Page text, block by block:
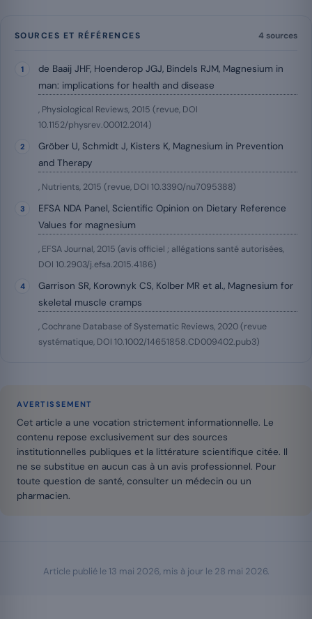
SOURCES ET RÉFÉRENCES 4 sources
de Baaij JHF, Hoenderop JGJ, Bindels RJM, Magnesium in
man: implications for health and disease
, Physiological Reviews, 2015 (revue, DOI
10.1152/physrev.00012.2014)
Gröber U, Schmidt J, Kisters K, Magnesium in Prevention
and Therapy
, Nutrients, 2015 (revue, DOI 10.3390/nu7095388)
EFSA NDA Panel, Scientific Opinion on Dietary Reference
Values for magnesium
, EFSA Journal, 2015 (avis officiel ; allégations santé autorisées,
DOI 10.2903/j.efsa.2015.4186)
Garrison SR, Korownyk CS, Kolber MR et al., Magnesium for
skeletal muscle cramps
, Cochrane Database of Systematic Reviews, 2020 (revue
systématique, DOI 10.1002/14651858.CD009402.pub3)
AVERTISSEMENT
Cet article a une vocation strictement informationnelle. Le
contenu repose exclusivement sur des sources
institutionnelles publiques et la littérature scientifique citée. Il
ne se substitue en aucun cas à un avis professionnel. Pour
toute question de santé, consulter un médecin ou un
pharmacien.
Article publié le 13 mai 2026, mis à jour le 28 mai 2026.